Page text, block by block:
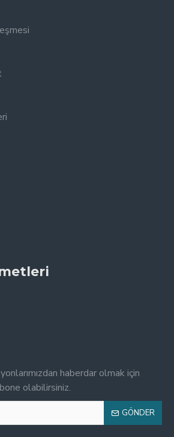
haberdar olmak için
olabilirsiniz.
GÖNDER